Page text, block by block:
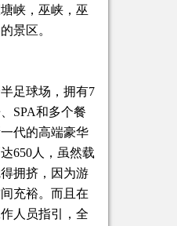
峡，巫峡，巫
景区。
足球场，拥有7
SPA和多个餐
代的高端豪华
650人，虽然载
拥挤，因为游
充裕。而且在
人员指引，全